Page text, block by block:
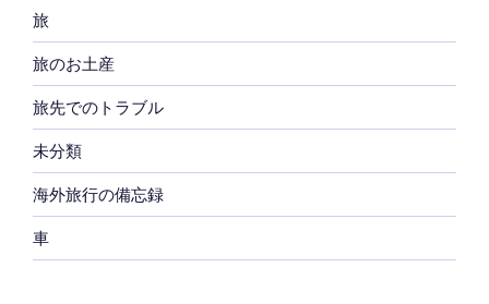
旅
旅のお土産
旅先でのトラブル
未分類
海外旅行の備忘録
車